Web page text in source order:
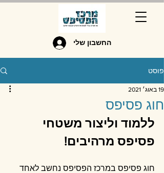
החשבון שלי
פוסט
חוג פסיפס
19 באוג׳ 2021
ללמוד וליצור משטחי
פסיפס מרהיבים!
חוג פסיפס במרכז הפסיפס נחשב לאחד